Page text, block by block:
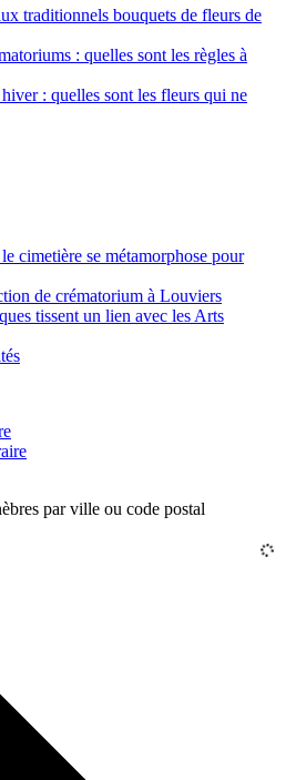
traditionnels bouquets de fleurs de
: quelles sont les règles à
: quelles sont les fleurs qui ne
cimetière se métamorphose pour
de crématorium à Louviers
tissent un lien avec les Arts
par ville ou code postal